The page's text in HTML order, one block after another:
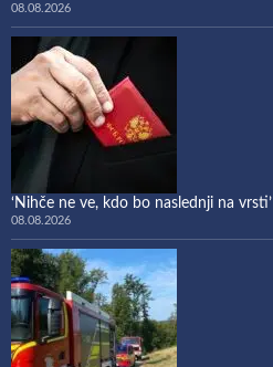
08.08.2026
‘Nihče ne ve, kdo bo naslednji na vrsti’
08.08.2026